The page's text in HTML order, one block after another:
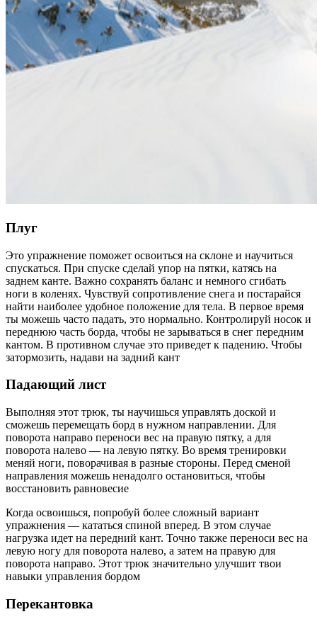
Плуг
Это упражнение поможет освоиться на склоне и научиться
спускаться. При спуске сделай упор на пятки, катясь на
заднем канте. Важно сохранять баланс и немного сгибать
ноги в коленях. Чувствуй сопротивление снега и постарайся
найти наиболее удобное положение для тела. В первое время
ты можешь часто падать, это нормально. Контролируй носок и
переднюю часть борда, чтобы не зарываться в снег передним
кантом. В противном случае это приведет к падению. Чтобы
затормозить, надави на задний кант
Падающий лист
Выполняя этот трюк, ты научишься управлять доской и
сможешь перемещать борд в нужном направлении. Для
поворота направо переноси вес на правую пятку, а для
поворота налево — на левую пятку. Во время тренировки
меняй ноги, поворачивая в разные стороны. Перед сменой
направления можешь ненадолго остановиться, чтобы
восстановить равновесие
Когда освоишься, попробуй более сложный вариант
упражнения — кататься спиной вперед. В этом случае
нагрузка идет на передний кант. Точно также переноси вес на
левую ногу для поворота налево, а затем на правую для
поворота направо. Этот трюк значительно улучшит твои
навыки управления бордом
Перекантовка